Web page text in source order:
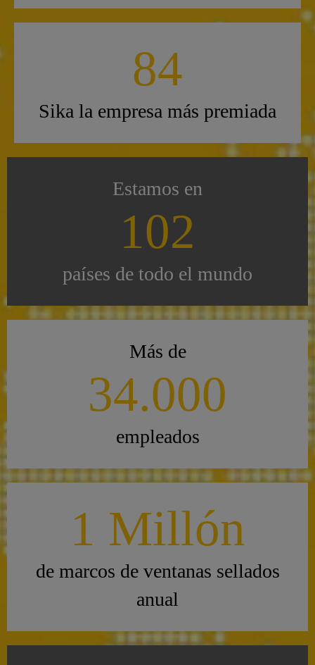
84
Sika la empresa más premiada
Estamos en
102
países de todo el mundo
Más de
34.000
empleados
1 Millón
de marcos de ventanas sellados
anual